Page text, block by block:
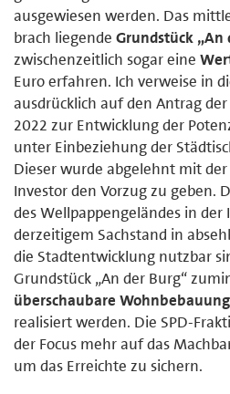
ausgewiesen werden. Das
brach liegende Grundstück „An
zwischenzeitlich sogar eine
Euro erfahren. Ich verweise in
ausdrücklich auf den Antrag
2022 zur Entwicklung der
unter Einbeziehung der
Dieser wurde abgelehnt mit
Investor den Vorzug zu geben.
des Wellpappengeländes in der
derzeitigem Sachstand in
die Stadtentwicklung nutzbar
Grundstück „An der Burg“
überschaubare
realisiert werden. Die SPD-
der Focus mehr auf das
um das Erreichte zu sichern.